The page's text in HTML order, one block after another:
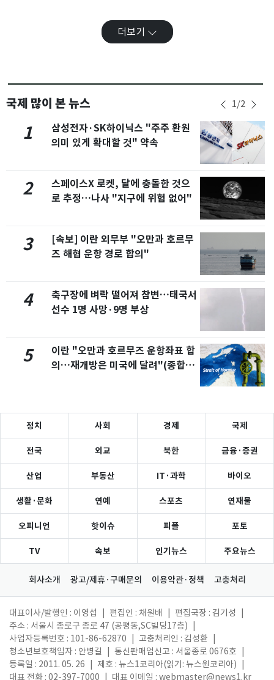
더보기
국제 많이 본 뉴스 1/2
1
삼성전자·SK하이닉스 "주주 환원
의미 있게 확대할 것" 약속
2
스페이스X 로켓, 달에 충돌한 것으
로 추정…나사 "지구에 위험 없어"
3
[속보] 이란 외무부 "오만과 호르무
즈 해협 운항 경로 합의"
4
축구장에 벼락 떨어져 참변…태국서
선수 1명 사망·9명 부상
5
이란 "오만과 호르무즈 운항좌표 합
의…재개방은 미국에 달려"(종합2
정치 사회 경제 국제
전국 외교 북한 금융·증권
산업 부동산 IT·과학 바이오
생활·문화 연예 스포츠 연재물
오피니언 핫이슈 피플 포토
TV 속보 인기뉴스 주요뉴스
회사소개 광고/제휴·구매문의 이용약관·정책 고충처리
대표이사/발행인 : 이영섭 편집인 : 채원배 편집국장 : 김기성
주소 : 서울시 종로구 종로 47 (공평동,SC빌딩17층)
사업자등록번호 : 101-86-62870
고충처리인 : 김성환
청소년보호책임자 : 안병길
통신판매업신고 : 서울종로 0676호
등록일 : 2011. 05. 26
제호 : 뉴스1코리아(읽기: 뉴스원코리아)
대표 전화 : 02-397-7000
대표 이메일 : webmaster@news1.kr